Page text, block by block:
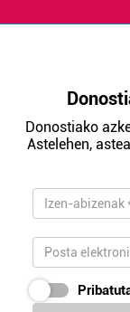
Donostiako
Astelehen,